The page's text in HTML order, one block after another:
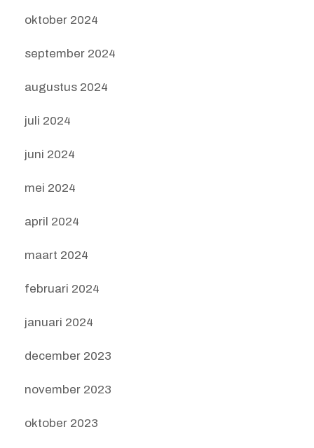
oktober 2024
september 2024
augustus 2024
juli 2024
juni 2024
mei 2024
april 2024
maart 2024
februari 2024
januari 2024
december 2023
november 2023
oktober 2023